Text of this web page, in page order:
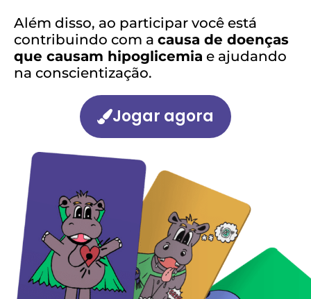
Além disso, ao participar você está
contribuindo com a causa de doenças
que causam hipoglicemia e ajudando
na conscientização.
Jogar agora